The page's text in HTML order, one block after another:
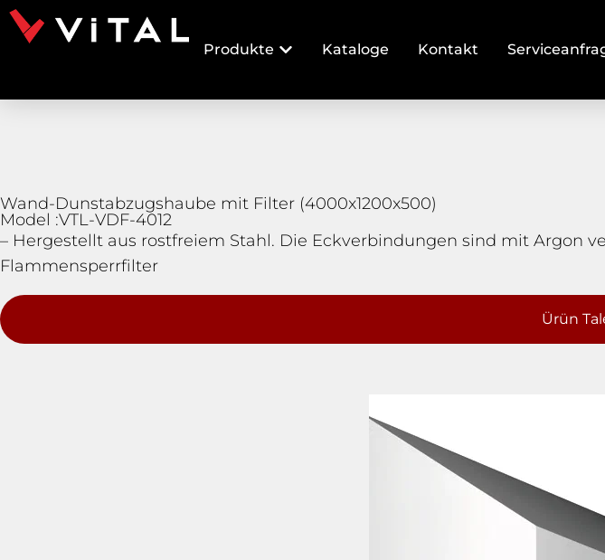
Produkte Kataloge Kontakt
Wand-Dunstabzugshaube mit Filter (4000x1200x500)
Model :VTL-VDF-4012
– Hergestellt aus rostfreiem Stahl. Die Eckverbindungen sind mit Argon
Flammensperrfilter
Ürün